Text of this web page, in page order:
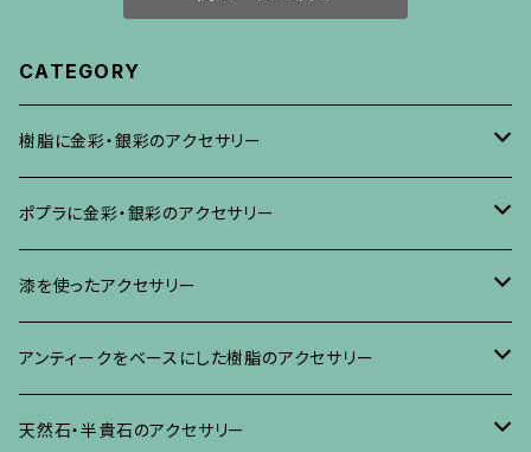
CATEGORY
樹脂に金彩・銀彩のアクセサリー
ブローチ
イヤリング・ピアス
ネックレス、その他
ポプラに金彩・銀彩のアクセサリー
ブローチ
イヤリング、ピアス
ネックレス、ペンダント
漆を使ったアクセサリー
ブローチ
イヤリング・ピアス
アンティークをベースにした樹脂のアクセサリー
ブローチ
天然石・半貴石のアクセサリー